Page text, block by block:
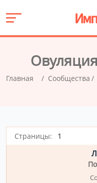
Главная Сообщества
Страницы: 1